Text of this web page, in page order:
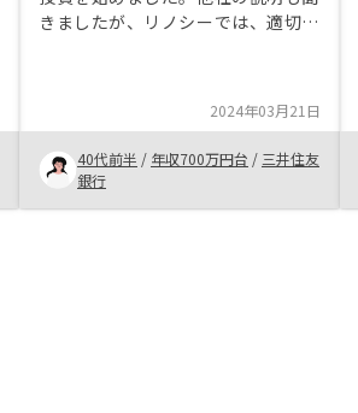
きましたが、リノシーでは、適切な
2物件購入をしましたが、満足して
います。 家賃のシュミレーション
に、税金（還付金）概算についても
2024年03月21日
40代前半 / 年収700万円台 / 三井住友
銀行